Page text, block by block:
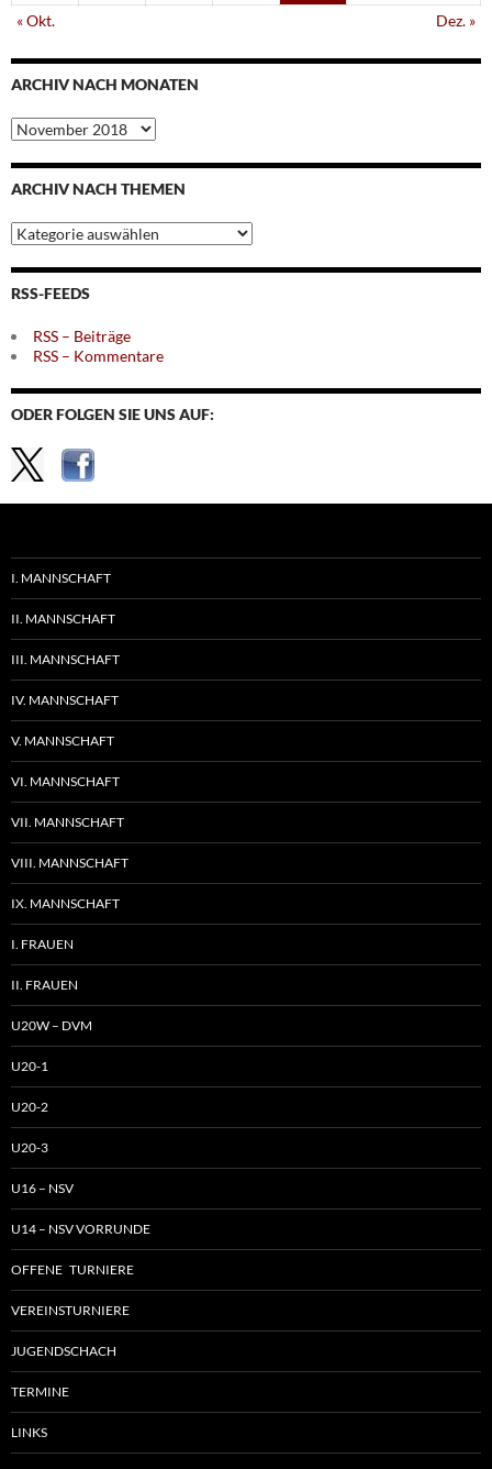
« Okt.
Dez. »
ARCHIV NACH MONATEN
Archiv
nach
Monaten
ARCHIV NACH THEMEN
Archiv
nach
Themen
RSS-FEEDS
RSS – Beiträge
RSS – Kommentare
ODER FOLGEN SIE UNS AUF:
I. MANNSCHAFT
II. MANNSCHAFT
III. MANNSCHAFT
IV. MANNSCHAFT
V. MANNSCHAFT
VI. MANNSCHAFT
VII. MANNSCHAFT
VIII. MANNSCHAFT
IX. MANNSCHAFT
I. FRAUEN
II. FRAUEN
U20W – DVM
U20-1
U20-2
U20-3
U16 – NSV
U14 – NSV VORRUNDE
OFFENE TURNIERE
VEREINSTURNIERE
JUGENDSCHACH
TERMINE
LINKS